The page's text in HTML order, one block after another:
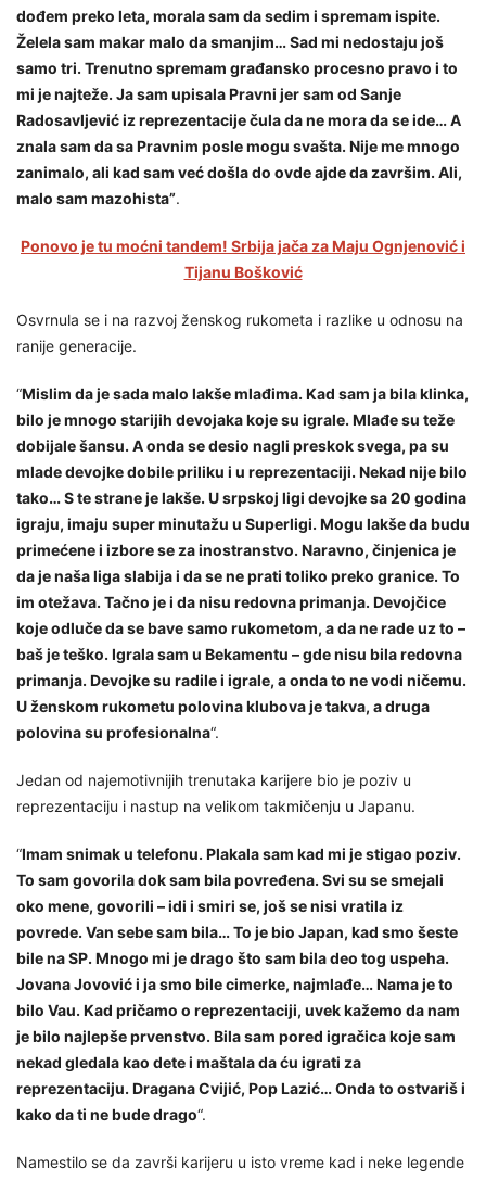
dođem preko leta, morala sam da sedim i spremam ispite.
Želela sam makar malo da smanjim… Sad mi nedostaju još
samo tri. Trenutno spremam građansko procesno pravo i to
mi je najteže. Ja sam upisala Pravni jer sam od Sanje
Radosavljević iz reprezentacije čula da ne mora da se ide… A
znala sam da sa Pravnim posle mogu svašta. Nije me mnogo
zanimalo, ali kad sam već došla do ovde ajde da završim. Ali,
malo sam mazohista”.
Ponovo je tu moćni tandem! Srbija jača za Maju Ognjenović i
Tijanu Bošković
Osvrnula se i na razvoj ženskog rukometa i razlike u odnosu na
ranije generacije.
“Mislim da je sada malo lakše mlađima. Kad sam ja bila klinka,
bilo je mnogo starijih devojaka koje su igrale. Mlađe su teže
dobijale šansu. A onda se desio nagli preskok svega, pa su
mlade devojke dobile priliku i u reprezentaciji. Nekad nije bilo
tako… S te strane je lakše. U srpskoj ligi devojke sa 20 godina
igraju, imaju super minutažu u Superligi. Mogu lakše da budu
primećene i izbore se za inostranstvo. Naravno, činjenica je
da je naša liga slabija i da se ne prati toliko preko granice. To
im otežava. Tačno je i da nisu redovna primanja. Devojčice
koje odluče da se bave samo rukometom, a da ne rade uz to –
baš je teško. Igrala sam u Bekamentu – gde nisu bila redovna
primanja. Devojke su radile i igrale, a onda to ne vodi ničemu.
U ženskom rukometu polovina klubova je takva, a druga
polovina su profesionalna“.
Jedan od najemotivnijih trenutaka karijere bio je poziv u
reprezentaciju i nastup na velikom takmičenju u Japanu.
“Imam snimak u telefonu. Plakala sam kad mi je stigao poziv.
To sam govorila dok sam bila povređena. Svi su se smejali
oko mene, govorili – idi i smiri se, još se nisi vratila iz
povrede. Van sebe sam bila… To je bio Japan, kad smo šeste
bile na SP. Mnogo mi je drago što sam bila deo tog uspeha.
Jovana Jovović i ja smo bile cimerke, najmlađe… Nama je to
bilo Vau. Kad pričamo o reprezentaciji, uvek kažemo da nam
je bilo najlepše prvenstvo. Bila sam pored igračica koje sam
nekad gledala kao dete i maštala da ću igrati za
reprezentaciju. Dragana Cvijić, Pop Lazić… Onda to ostvariš i
kako da ti ne bude drago“.
Namestilo se da završi karijeru u isto vreme kad i neke legende